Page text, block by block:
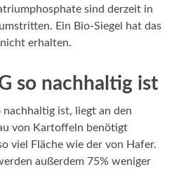
sind derzeit in
Ein Bio-Siegel hat das
erhalten.
so nachhaltig ist
nachhaltig ist, liegt an den
von Kartoffeln benötigt
viel Fläche wie der von Hafer.
außerdem 75% weniger